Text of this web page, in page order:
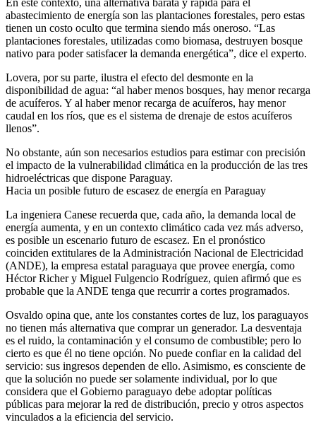
En este contexto, una alternativa barata y rápida para el
abastecimiento de energía son las plantaciones forestales, pero estas
tienen un costo oculto que termina siendo más oneroso. “Las
plantaciones forestales, utilizadas como biomasa, destruyen bosque
nativo para poder satisfacer la demanda energética”, dice el experto.
Lovera, por su parte, ilustra el efecto del desmonte en la
disponibilidad de agua: “al haber menos bosques, hay menor recarga
de acuíferos. Y al haber menor recarga de acuíferos, hay menor
caudal en los ríos, que es el sistema de drenaje de estos acuíferos
llenos”.
No obstante, aún son necesarios estudios para estimar con precisión
el impacto de la vulnerabilidad climática en la producción de las tres
hidroeléctricas que dispone Paraguay.
Hacia un posible futuro de escasez de energía en Paraguay
La ingeniera Canese recuerda que, cada año, la demanda local de
energía aumenta, y en un contexto climático cada vez más adverso,
es posible un escenario futuro de escasez. En el pronóstico
coinciden extitulares de la Administración Nacional de Electricidad
(ANDE), la empresa estatal paraguaya que provee energía, como
Héctor Richer y Miguel Fulgencio Rodríguez, quien afirmó que es
probable que la ANDE tenga que recurrir a cortes programados.
Osvaldo opina que, ante los constantes cortes de luz, los paraguayos
no tienen más alternativa que comprar un generador. La desventaja
es el ruido, la contaminación y el consumo de combustible; pero lo
cierto es que él no tiene opción. No puede confiar en la calidad del
servicio: sus ingresos dependen de ello. Asimismo, es consciente de
que la solución no puede ser solamente individual, por lo que
considera que el Gobierno paraguayo debe adoptar políticas
públicas para mejorar la red de distribución, precio y otros aspectos
vinculados a la eficiencia del servicio.